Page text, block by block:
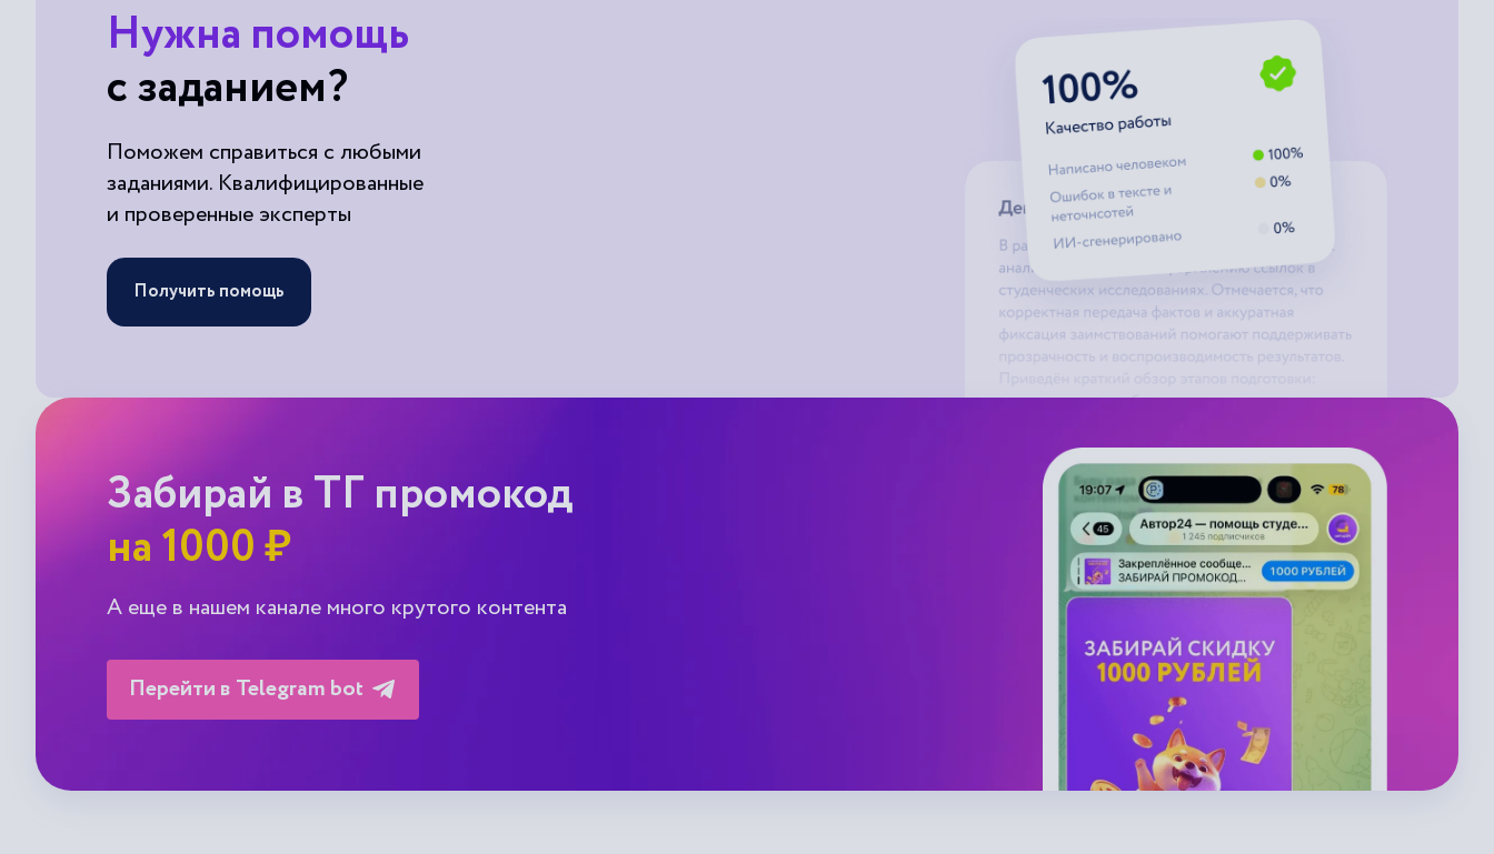
Нужна помощь
с заданием?
Поможем справиться с любыми
заданиями. Квалифицированные
и проверенные эксперты
Получить помощь
Забирай в ТГ промокод
на 1000 ₽
А еще в нашем канале много крутого контента
Перейти в Telegram bot